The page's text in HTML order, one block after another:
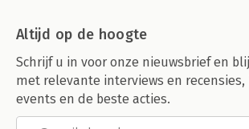
Altijd op de hoogte
Schrijf u in voor onze nieuwsbrief en
met relevante interviews en
events en de beste acties.